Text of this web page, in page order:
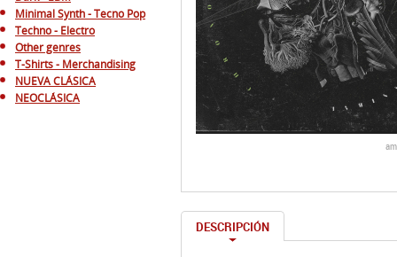
Minimal Synth - Tecno Pop
Techno - Electro
Other genres
T-Shirts - Merchandising
NUEVA CLÁSICA
NEOCLÁSICA
DESCRIPCIÓN